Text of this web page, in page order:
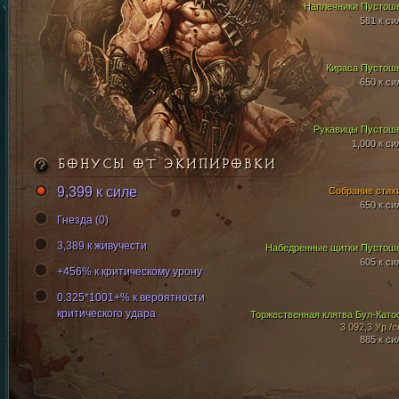
Кираса
650 к
Рукавицы
1,000 к
Наплечники
581 к
Набедренные щитки
605 к
Торжественная клятва Бул-
3 092,3 Ур./
885 к
Собрание
650 к
БОНУСЫ ОТ ЭКИПИРОВКИ
9,399 к силе
Гнезда (0)
3,389 к живучести
+456% к критическому урону
0.325*1001+% к вероятности
критического удара